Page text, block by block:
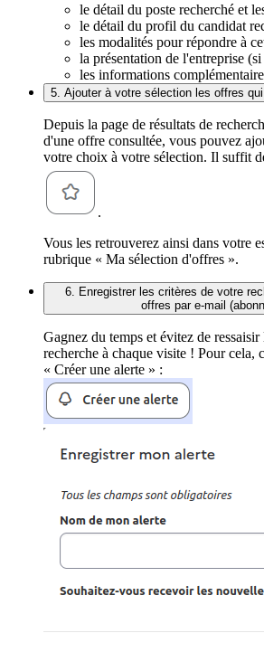
le détail du poste recherché et
le détail du profil du candidat
les modalités pour répondre à
la présentation de l'entreprise (si
les informations
5. Ajouter à votre sélection les offres
Depuis la page de résultats de
d'une offre consultée, vous pouvez
votre choix à votre sélection. Il suffit
.
Vous les retrouverez ainsi dans votre
rubrique « Ma sélection d'offres ».
6. Enregistrer les critères de votre
offres par e-mail
Gagnez du temps et évitez de
recherche à chaque visite ! Pour cela,
« Créer une alerte » :